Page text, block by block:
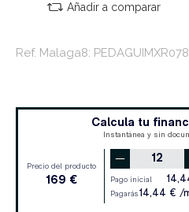
Añadir a comparar
Ref. Malaga8: PEDAGUIMXR078